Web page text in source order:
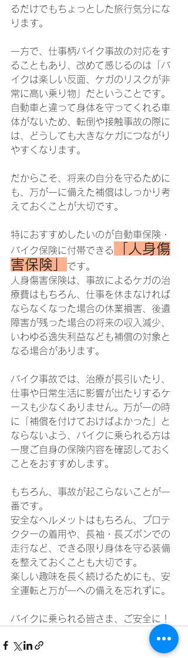
るだけでもちょっとした旅行気分にな
ります。
一方で、仕事柄バイク事故の対応をす
ることもあり、改めて感じるのは「バ
イクは楽しい反面、ケガのリスクが非
常に高い乗り物」だということです。
自動車と違って身体を守ってくれる車
体がないため、転倒や接触事故の際に
は、どうしても大きなケガにつながり
やすくなります。
だからこそ、将来の自分を守るために
も、万が一に備えた補償はしっかり考
えておくことが大切です。
特におすすめしたいのが自動車保険・
バイク保険に付帯できる
「人身傷
害保険」
です。
人身傷害保険は、事故によるケガの治
療費はもちろん、仕事を休まなければ
ならなくなった場合の休業損害、後遺
障害が残った場合の将来の収入減少、
いわゆる逸失利益なども補償の対象と
なる場合があります。
バイク事故では、治療が長引いたり、
仕事や日常生活に影響が出たりするケ
ースも少なくありません。万が一の時
に「補償を付けておけばよかった」と
ならないよう、バイクに乗られる方は
一度ご自身の保険内容を確認しておく
ことをおすすめします。
もちろん、事故が起こらないことが一
番です。
安全なヘルメットはもちろん、プロテ
クターの着用や、長袖・長ズボンでの
走行など、できる限り身体を守る装備
を整えておくことも大切です。
楽しい趣味を長く続けるためにも、安
全運転と万が一への備えを忘れずに。
バイクに乗られる皆さま、ご安全に！